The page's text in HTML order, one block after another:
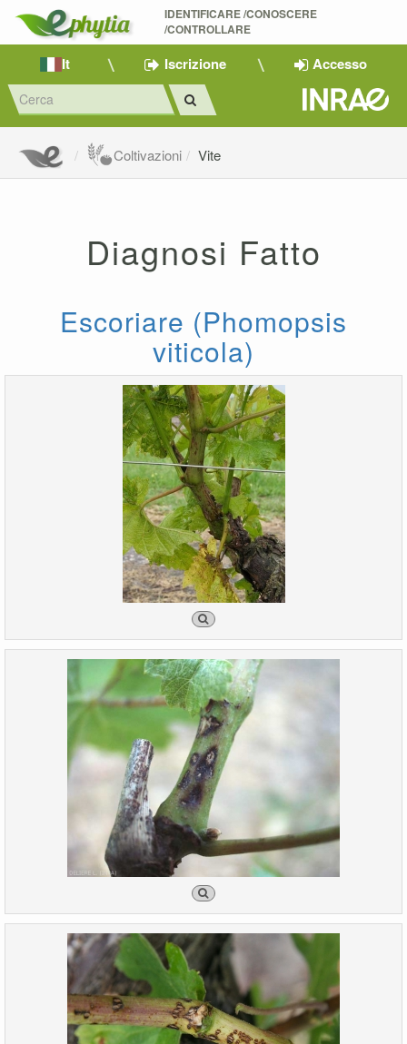
IDENTIFICARE /CONOSCERE
/CONTROLLARE
It Iscrizione Accesso
Coltivazioni Vite
Diagnosi Fatto
Escoriare (Phomopsis
viticola)